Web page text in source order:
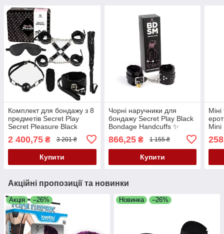
Комплект для бондажу з 8
предметів Secret Play
Secret Pleasure Black
2 400,75 ₴ 3 201 ₴
Купити
Чорні наручники для
бондажу Secret Play Black
Bondage Handcuffs ✨
866,25₴ 1 155 ₴
Купити
Mini
Акційні пропозиції та новинки
Акція –26% Новинка –26%